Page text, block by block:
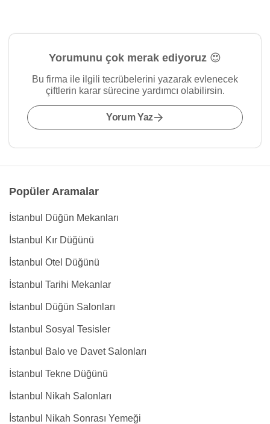
Yorumunu çok merak ediyoruz 😍
Bu firma ile ilgili tecrübelerini yazarak evlenecek
çiftlerin karar sürecine yardımcı olabilirsin.
Yorum Yaz
Popüler Aramalar
İstanbul Düğün Mekanları
İstanbul Kır Düğünü
İstanbul Otel Düğünü
İstanbul Tarihi Mekanlar
İstanbul Düğün Salonları
İstanbul Sosyal Tesisler
İstanbul Balo ve Davet Salonları
İstanbul Tekne Düğünü
İstanbul Nikah Salonları
İstanbul Nikah Sonrası Yemeği